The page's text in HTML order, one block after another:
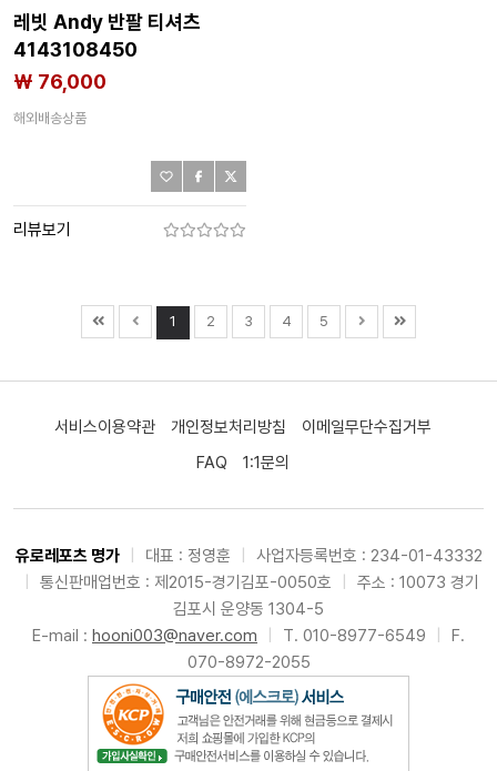
레빗 Andy 반팔 티셔츠
4143108450
₩ 76,000
해외배송상품
리뷰보기
1 2 3 4 5
서비스이용약관 개인정보처리방침
이메일무단수집거부
FAQ
1:1문의
유로레포츠 명가 대표 : 정영훈
사업자등록번호 : 234-01-43332
통신판매업번호 : 제2015-경기김포-0050호
주소 : 10073 경기
김포시 운양동 1304-5
E-mail : hooni003@naver.com T. 010-8977-6549
F.
070-8972-2055